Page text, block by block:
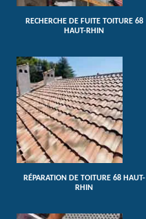
RECHERCHE DE FUITE TOITURE 68
HAUT-RHIN
RÉPARATION DE TOITURE 68 HAUT-
RHIN